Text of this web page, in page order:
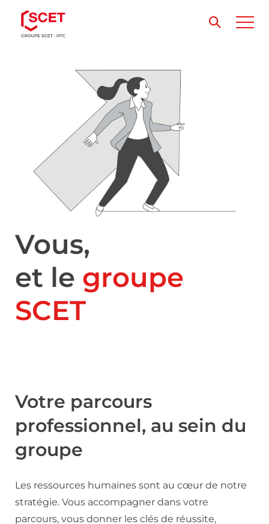
Vous,
et le groupe
SCET
Votre parcours
professionnel, au sein du
groupe
Les ressources humaines sont au cœur de notre
stratégie. Vous accompagner dans votre
parcours, vous donner les clés de réussite,